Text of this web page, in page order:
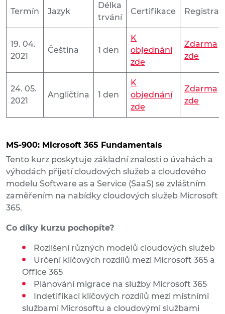
Termín Jazyk
Délka
trvání
Certifikace
19. 04.
2021
Čeština 1 den
K
objednání
zde
Zdarma
zde
24. 05.
2021
Angličtina 1 den
K
objednání
zde
Zdarma
zde
MS-900: Microsoft 365 Fundamentals
Tento kurz poskytuje základní znalosti o úvahách a
výhodách přijetí cloudových služeb a cloudového
modelu Software as a Service (SaaS) se zvláštním
zaměřením na nabídky cloudových služeb Microsoft
365.
Co díky kurzu pochopíte?
Rozlišení různých modelů cloudových služeb
Určení klíčových rozdílů mezi Microsoft 365 a
Office 365
Plánování migrace na služby Microsoft 365
Indetifikaci klíčových rozdílů mezi místními
službami Microsoftu a cloudovými službami